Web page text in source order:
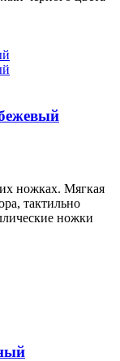
ножках. Мягкая
тактильно
ножки